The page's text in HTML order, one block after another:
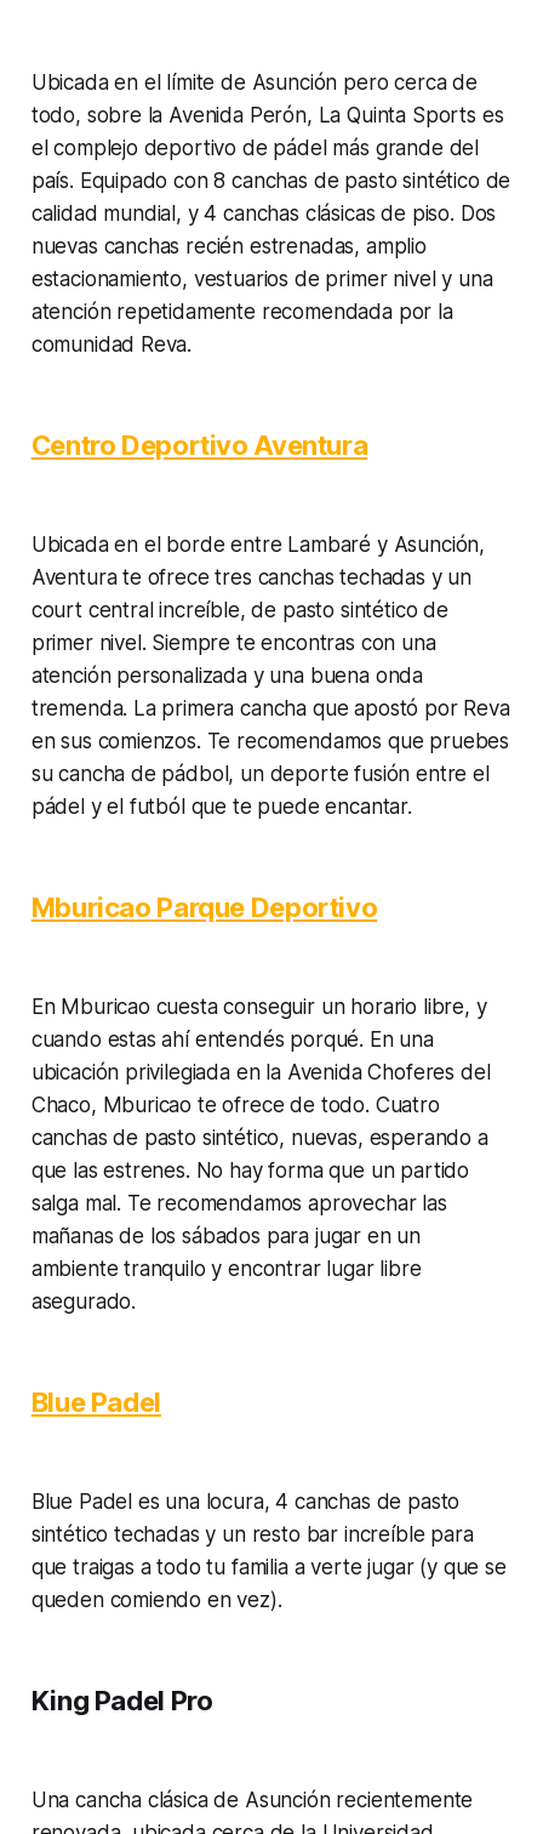
Ubicada en el límite de Asunción pero cerca de
todo, sobre la Avenida Perón, La Quinta Sports es
el complejo deportivo de pádel más grande del
país. Equipado con 8 canchas de pasto sintético de
calidad mundial, y 4 canchas clásicas de piso. Dos
nuevas canchas recién estrenadas, amplio
estacionamiento, vestuarios de primer nivel y una
atención repetidamente recomendada por la
comunidad Reva.
Centro Deportivo Aventura
Ubicada en el borde entre Lambaré y Asunción,
Aventura te ofrece tres canchas techadas y un
court central increíble, de pasto sintético de
primer nivel. Siempre te encontras con una
atención personalizada y una buena onda
tremenda. La primera cancha que apostó por Reva
en sus comienzos. Te recomendamos que pruebes
su cancha de pádbol, un deporte fusión entre el
pádel y el futból que te puede encantar.
Mburicao Parque Deportivo
En Mburicao cuesta conseguir un horario libre, y
cuando estas ahí entendés porqué. En una
ubicación privilegiada en la Avenida Choferes del
Chaco, Mburicao te ofrece de todo. Cuatro
canchas de pasto sintético, nuevas, esperando a
que las estrenes. No hay forma que un partido
salga mal. Te recomendamos aprovechar las
mañanas de los sábados para jugar en un
ambiente tranquilo y encontrar lugar libre
asegurado.
Blue Padel
Blue Padel es una locura, 4 canchas de pasto
sintético techadas y un resto bar increíble para
que traigas a todo tu familia a verte jugar (y que se
queden comiendo en vez).
King Padel Pro
Una cancha clásica de Asunción recientemente